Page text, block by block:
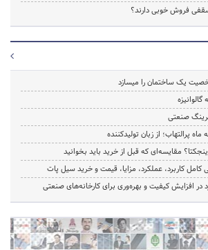
فروش خوبی دارند؟
یک ساختمان را میسازد
صنعتی
پرالتهاب؛ از زبان تولیدکننده
مقایسه‌ای که قبل از خرید باید بخوانید
کاربرد، عملکرد، مزایا، قیمت و خرید سیل پات
افزایش کیفیت و بهره‌وری برای کارخانه‌های صنعتی